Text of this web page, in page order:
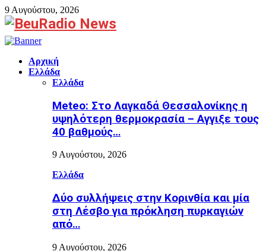
9 Αυγούστου, 2026
Facebook
Αρχική
Ελλάδα
Ελλάδα
Meteo: Στο Λαγκαδά Θεσσαλονίκης η
υψηλότερη θερμοκρασία – Αγγιξε τους
40 βαθμούς…
9 Αυγούστου, 2026
Ελλάδα
Δύο συλλήψεις στην Κορινθία και μία
στη Λέσβο για πρόκληση πυρκαγιών
από…
9 Αυγούστου, 2026